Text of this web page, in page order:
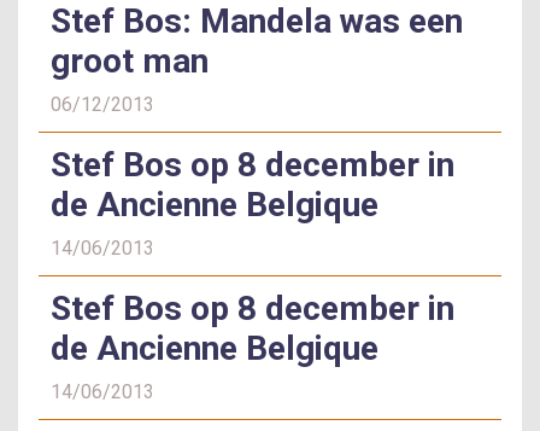
Stef Bos: Mandela was een
groot man
06/12/2013
Stef Bos op 8 december in
de Ancienne Belgique
14/06/2013
Stef Bos op 8 december in
de Ancienne Belgique
14/06/2013